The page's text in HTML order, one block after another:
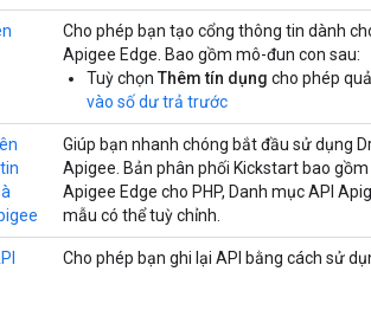
Cho phép bạn tạo cổng thông tin dành
Apigee Edge. Bao gồm mô-đun con sau:
Tuỳ chọn Thêm tín dụng cho phép
vào số dư trả trước
Giúp bạn nhanh chóng bắt đầu sử dụng
Apigee. Bản phân phối Kickstart bao
Apigee Edge cho PHP, Danh mục API
mẫu có thể tuỳ chỉnh.
Cho phép bạn ghi lại API bằng cách sử